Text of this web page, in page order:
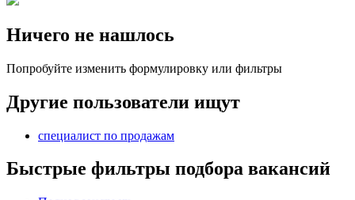
Ничего не нашлось
Попробуйте изменить формулировку или фильтры
Другие пользователи ищут
специалист по продажам
Быстрые фильтры подбора вакансий